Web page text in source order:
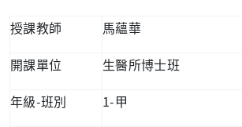
授課教師 馬蘊華
開課單位 生醫所博士班
年級-班別 1- 甲